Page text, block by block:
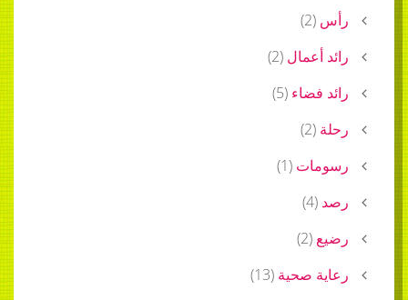
رأس (
2
)
رائد أعمال (
2
)
رائد فضاء (
5
)
رحلة (
2
)
رسومات (
1
)
رصد (
4
)
رضيع (
2
)
رعاية صحية (
13
)